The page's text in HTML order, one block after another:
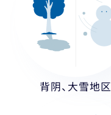
背阴、大雪地区